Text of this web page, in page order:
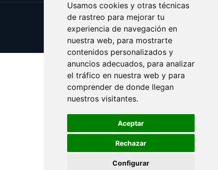
Usamos cookies y otras técnicas
de rastreo para mejorar tu
experiencia de navegación en
nuestra web, para mostrarte
contenidos personalizados y
anuncios adecuados, para analizar
el tráfico en nuestra web y para
comprender de donde llegan
nuestros visitantes.
Aceptar
Rechazar
Configurar
Update cookies preferences
Copyright © 2025 docerosas.com